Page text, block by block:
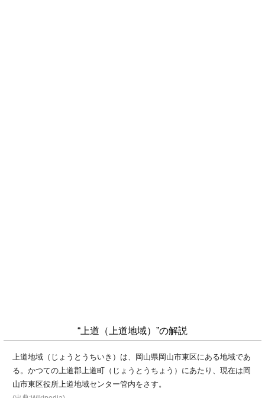
“上道（上道地域）”の解説
上道地域（じょうとうちいき）は、岡山県岡山市東区にある地域であ
る。かつての上道郡上道町（じょうとうちょう）にあたり、現在は岡
山市東区役所上道地域センター管内をさす。